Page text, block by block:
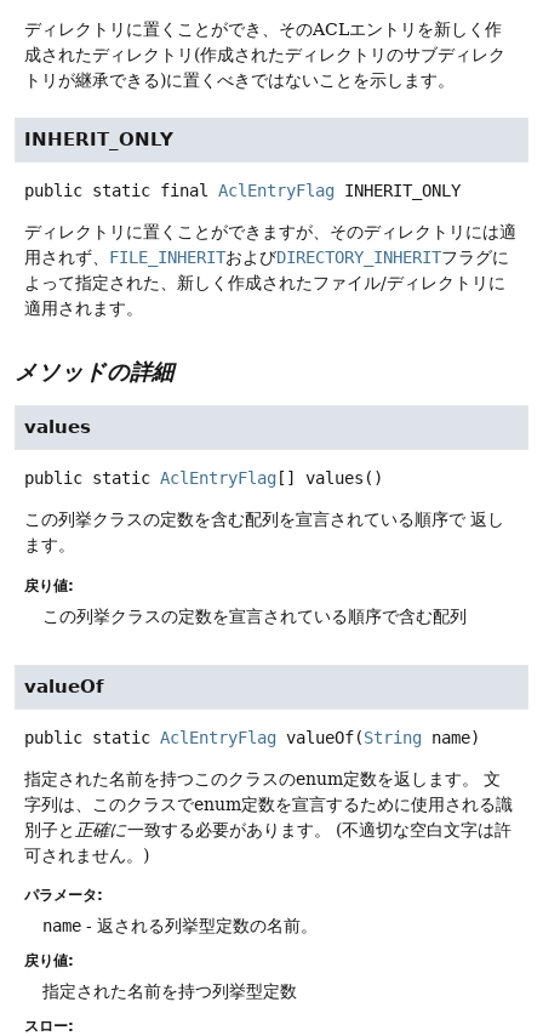
ディレクトリに置くことができ、そのACLエントリを新しく作
成されたディレクトリ(作成されたディレクトリのサブディレク
トリが継承できる)に置くべきではないことを示します。
INHERIT_ONLY
public static final AclEntryFlag INHERIT_ONLY
ディレクトリに置くことができますが、そのディレクトリには適
用されず、 FILE_INHERITおよびDIRECTORY_INHERITフラグに
よって指定された、新しく作成されたファイル/ディレクトリに
適用されます。
メソッドの詳細
values
public static AclEntryFlag [] values ()
この列挙クラスの定数を含む配列を宣言されている順序で 返し
ます。
戻り値:
この列挙クラスの定数を宣言されている順序で含む配列
valueOf
public static AclEntryFlag valueOf(String name)
指定された名前を持つこのクラスのenum定数を返します。
文
字列は、このクラスでenum定数を宣言するために使用される識
別子と 正確に一致する必要があります。
(不適切な空白文字は許
可されません。)
パラメータ:
name - 返される列挙型定数の名前。
戻り値:
指定された名前を持つ列挙型定数
スロー: